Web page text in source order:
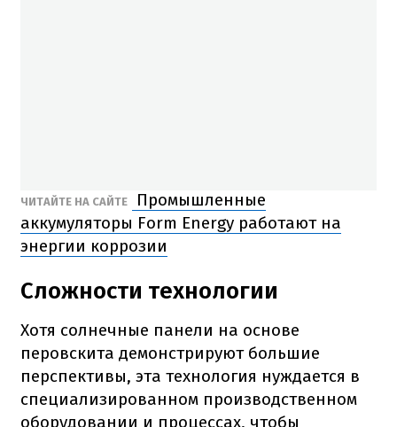
ЧИТАЙТЕ НА САЙТЕ
Промышленные
аккумуляторы Form Energy работают на
энергии коррозии
Сложности технологии
Хотя солнечные панели на основе
перовскита демонстрируют большие
перспективы, эта технология нуждается в
специализированном производственном
оборудовании и процессах, чтобы